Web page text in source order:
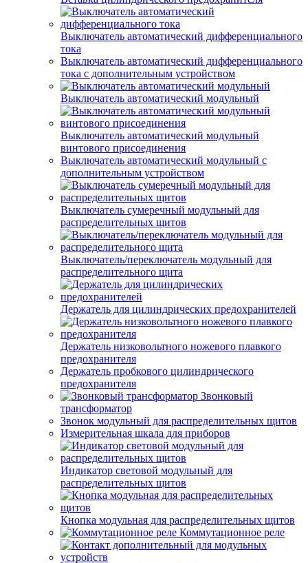
Выключатель автоматический дифференциального
тока
Выключатель автоматический дифференциального
тока с дополнительным устройством
Выключатель автоматический модульный
Выключатель автоматический модульный
винтового присоединения
Выключатель автоматический модульный с
дополнительным устройством
Выключатель сумеречный модульный для
распределительных щитов
Выключатель/переключатель модульный для
распределительного щита
Держатель для цилиндрических предохранителей
Держатель низковольтного ножевого плавкого
предохранителя
Держатель пробкового цилиндрического
предохранителя
Звонковый
трансформатор
Звонок модульный для распределительных щитов
Измерительная шкала для приборов
Индикатор световой модульный для
распределительных щитов
Кнопка модульная для распределительных щитов
Коммутационное реле